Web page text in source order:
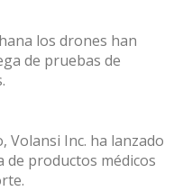
los drones han
de pruebas de
Volansi Inc. ha lanzado
productos médicos